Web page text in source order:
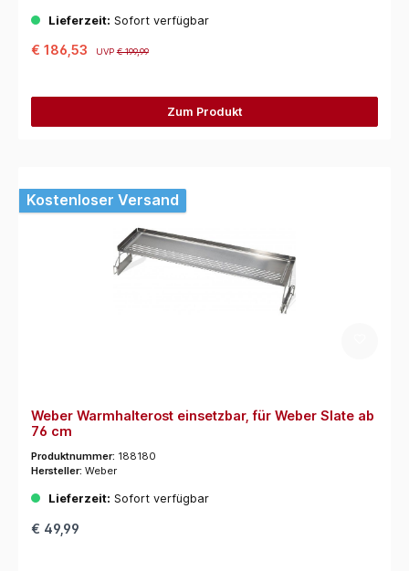
Lieferzeit: Sofort verfügbar
€ 186,53 UVP€ 199,99
Zum Produkt
Kostenloser Versand
Weber Warmhalterost einsetzbar, für Weber Slate ab
76 cm
Produktnummer: 188180
Hersteller: Weber
Lieferzeit: Sofort verfügbar
€ 49,99